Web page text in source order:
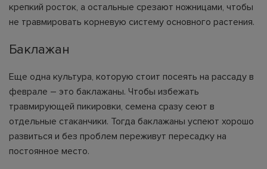
крепкий росток, а остальные срезают ножницами, чтобы
не травмировать корневую систему основного растения.
Баклажан
Еще одна культура, которую стоит посеять на рассаду в
феврале – это баклажаны. Чтобы избежать
травмирующей пикировки, семена сразу сеют в
отдельные стаканчики. Тогда баклажаны успеют хорошо
развиться и без проблем переживут пересадку на
постоянное место.